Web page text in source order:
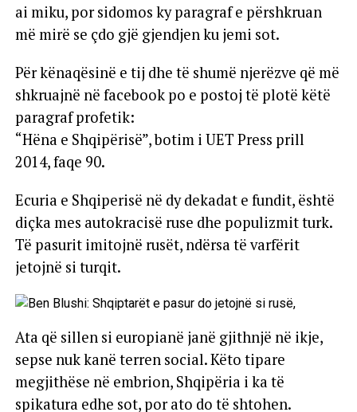
ai miku, por sidomos ky paragraf e përshkruan
më mirë se çdo gjë gjendjen ku jemi sot.
Për kënaqësinë e tij dhe të shumë njerëzve që më
shkruajnë në facebook po e postoj të plotë këtë
paragraf profetik:
“Hëna e Shqipërisë”, botim i UET Press prill
2014, faqe 90.
Ecuria e Shqiperisë në dy dekadat e fundit, është
diçka mes autokracisë ruse dhe populizmit turk.
Të pasurit imitojnë rusët, ndërsa të varfërit
jetojnë si turqit.
Ata që sillen si europianë janë gjithnjë në ikje,
sepse nuk kanë terren social. Këto tipare
megjithëse në embrion, Shqipëria i ka të
spikatura edhe sot, por ato do të shtohen.